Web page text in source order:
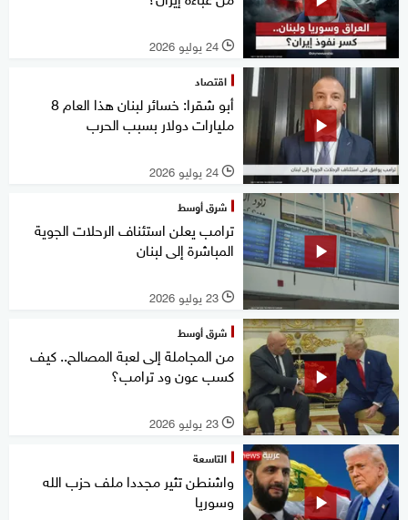
l 24 يوليو 2026
اقتصاد
أبو شقرا: خسائر لبنان هذا العام 8
مليارات دولار بسبب الحرب
l 24 يوليو 2026
شرق أوسط
ترامب يعلن استئناف الرحلات الجوية
المباشرة إلى لبنان
l 23 يوليو 2026
شرق أوسط
من المجاملة إلى لعبة المصالح.. كيف
كسب عون ود ترامب؟
l 23 يوليو 2026
التاسعة
واشنطن تثير مجددا ملف حزب الله
وسوريا